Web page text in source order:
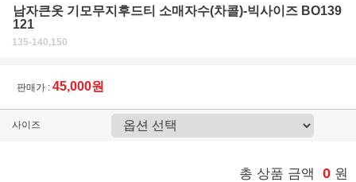
남자큰옷 기모무지후드티 소매자수(차콜)-빅사이즈 BO139
121
135-140,150
판매가 : 45,000원
사이즈
총 상품 금액 0 원